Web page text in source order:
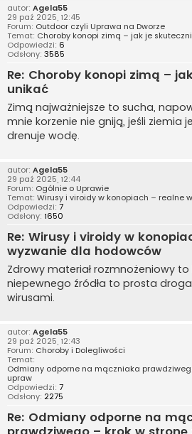
autor: Agela55
29 paź 2025, 12:45
Forum: Outdoor czyli Uprawa na Dworze
Temat: Choroby konopi zimą – jak je
Odpowiedzi: 6
Odsłony: 3585
Re: Choroby konopi zimą –
unikać
Zimą najważniejsze to sucha,
mnie korzenie nie gniją, jeśli ziemia
drenuje wodę.
autor: Agela55
29 paź 2025, 12:44
Forum: Ogólnie o Uprawie
Temat: Wirusy i viroidy w konopiach – realne
Odpowiedzi: 7
Odsłony: 1650
Re: Wirusy i viroidy w
wyzwanie dla hodowców
Zdrowy materiał rozmnożeniowy to
niepewnego źródła to prosta
wirusami.
autor: Agela55
29 paź 2025, 12:43
Forum: Choroby i Dolegliwości
Temat:
Odmiany odporne na mączniaka
upraw
Odpowiedzi: 7
Odsłony: 2275
Re: Odmiany odporne na